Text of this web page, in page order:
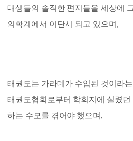
대생들의 솔직한 편지들을 세상에
의학계에서 이단시 되고 있으며,
태권도는 가라데가 수입된 것이라
태권도협회로부터 학회지에 실렸
하는 수모를 겪어야 했으며,